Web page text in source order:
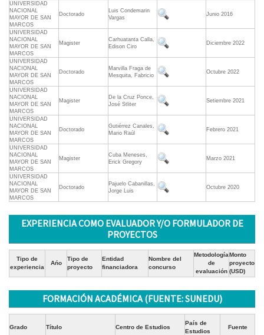
UNIVERSIDAD
NACIONAL
MAYOR DE SAN
MARCOS
Doctorado
Luis Condemarin
Vargas
Junio 2016
UNIVERSIDAD
NACIONAL
MAYOR DE SAN
MARCOS
Magister
Carhuatanta Calla,
Edison Ciro
Diciembre 2022
UNIVERSIDAD
NACIONAL
MAYOR DE SAN
MARCOS
Doctorado
Marvilla Fraga de
Mesquita, Fabricio
Octubre 2022
UNIVERSIDAD
NACIONAL
MAYOR DE SAN
MARCOS
Magister
De la Cruz Ponce,
José Stliter
Setiembre 2021
UNIVERSIDAD
NACIONAL
MAYOR DE SAN
MARCOS
Doctorado
Gutiérrez Canales,
Mario Raúl
Febrero 2021
UNIVERSIDAD
NACIONAL
MAYOR DE SAN
MARCOS
Magister
Cuba Meneses,
Erick Gregory
Marzo 2021
UNIVERSIDAD
NACIONAL
MAYOR DE SAN
MARCOS
Doctorado
Pajuelo Cabanillas,
Jorge Luis
Octubre 2020
EXPERIENCIA COMO EVALUADOR Y/O FORMULADOR DE
PROYECTOS
Tipo de
experiencia
Ańo
Tipo de
proyecto
Entidad
financiadora
Nombre del
concurso
Metodología
de
evaluación
Monto
proyecto
(USD)
FORMACIÓN ACADÉMICA (FUENTE: SUNEDU)
Grado Título Centro de Estudios
País de
Estudios
Fuente